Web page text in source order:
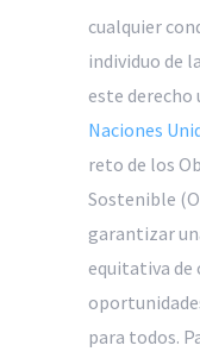
cualquier
individuo de
este derecho
Naciones
reto de los
Sostenible
garantizar
equitativa de
para todos.